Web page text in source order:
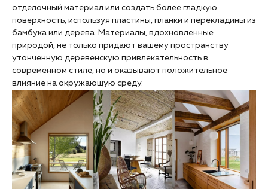
отделочный материал или создать более гладкую
поверхность, используя пластины, планки и перекладины из
бамбука или дерева. Материалы, вдохновленные
природой, не только придают вашему пространству
утонченную деревенскую привлекательность в
современном стиле, но и оказывают положительное
влияние на окружающую среду.